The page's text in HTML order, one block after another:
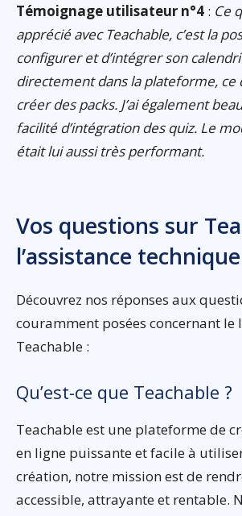
Témoignage utilisateur n°4 : Ce
apprécié avec Teachable, c’est la
configurer et d’intégrer son
directement dans la plateforme, ce
créer des packs. J’ai également
facilité d’intégration des quiz. Le
était lui aussi très performant.
Vos questions sur
l’assistance technique
Découvrez nos réponses aux
couramment posées concernant le
Teachable :
Qu’est-ce que Teachable ?
Teachable est une plateforme de
en ligne puissante et facile à
création, notre mission est de
accessible, attrayante et rentable.